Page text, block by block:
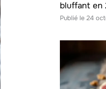
bluffant en
24